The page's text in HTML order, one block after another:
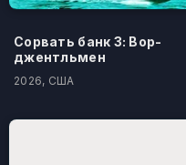
Сорвать банк 3: Вор-
джентльмен
2026, США